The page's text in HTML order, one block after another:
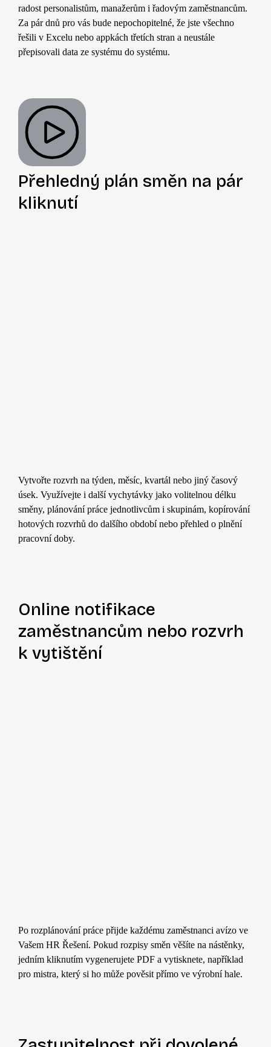
radost personalistům, manažerům i řadovým zaměstnancům.
Za pár dnů pro vás bude nepochopitelné, že jste všechno
řešili v Excelu nebo appkách třetích stran a neustále
přepisovali data ze systému do systému.
Přehledný plán směn na pár
kliknutí
Vytvořte rozvrh na týden, měsíc, kvartál nebo jiný časový
úsek. Využívejte i další vychytávky jako volitelnou délku
směny, plánování práce jednotlivcům i skupinám, kopírování
hotových rozvrhů do dalšího období nebo přehled o plnění
pracovní doby.
Online notifikace
zaměstnancům nebo rozvrh
k vytištění
Po rozplánování práce přijde každému zaměstnanci avízo ve
Vašem HR Řešení. Pokud rozpisy směn věšíte na nástěnky,
jedním kliknutím vygenerujete PDF a vytisknete, například
pro mistra, který si ho může pověsit přímo ve výrobní hale.